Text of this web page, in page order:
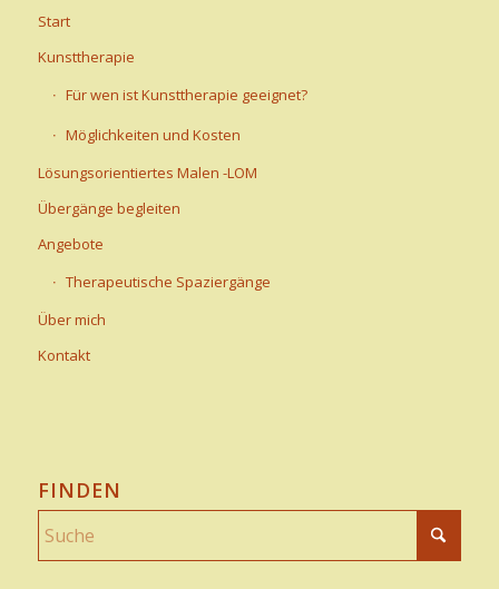
Start
Kunsttherapie
Für wen ist Kunsttherapie geeignet?
Möglichkeiten und Kosten
Lösungsorientiertes Malen -LOM
Übergänge begleiten
Angebote
Therapeutische Spaziergänge
Über mich
Kontakt
FINDEN